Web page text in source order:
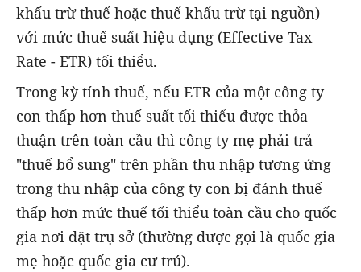
khấu trừ thuế hoặc thuế khấu trừ tại nguồn)
với mức thuế suất hiệu dụng (Effective Tax
Rate - ETR) tối thiểu.
Trong kỳ tính thuế, nếu ETR của một công ty
con thấp hơn thuế suất tối thiểu được thỏa
thuận trên toàn cầu thì công ty mẹ phải trả
"thuế bổ sung" trên phần thu nhập tương ứng
trong thu nhập của công ty con bị đánh thuế
thấp hơn mức thuế tối thiểu toàn cầu cho quốc
gia nơi đặt trụ sở (thường được gọi là quốc gia
mẹ hoặc quốc gia cư trú).